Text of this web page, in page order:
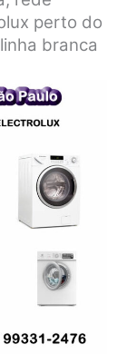
perto do
branca